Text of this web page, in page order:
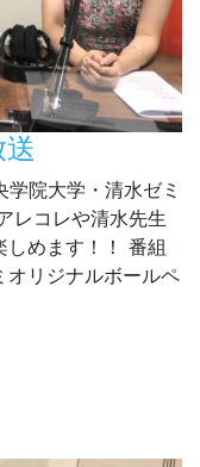
院大学・清水ゼミ
レコレや清水先生
めます！！ 番組
オリジナルボールペ